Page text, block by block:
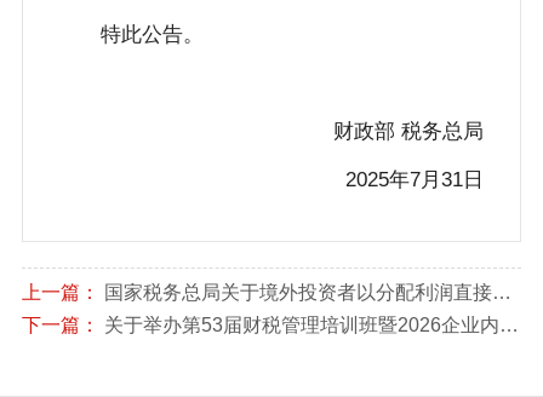
特此公告。
财政部 税务总局
2025年7月31日
上一篇：
国家税务总局关于境外投资者以分配利润直接投资税收抵免政策有关事项的公告
下一篇：
关于举办第53届财税管理培训班暨2026企业内部应税行为全链条风险扫描与稽查风险应对实战专题培训的通知